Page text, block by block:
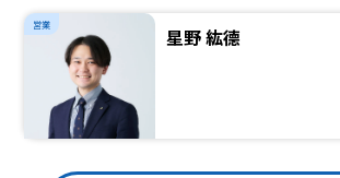
営業 星野 紘德